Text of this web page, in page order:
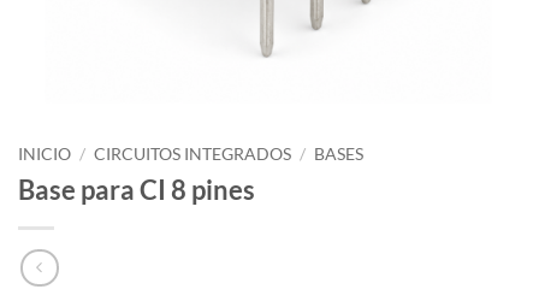
INICIO / CIRCUITOS INTEGRADOS / BASES
Base para CI 8 pines